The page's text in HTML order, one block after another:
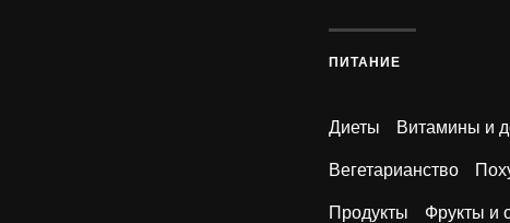
ПИТАНИЕ
Диеты Витамины и
Вегетарианство
Продукты Фрукты и